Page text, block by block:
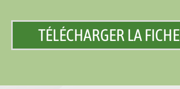
TÉLÉCHARGER LA FICHE